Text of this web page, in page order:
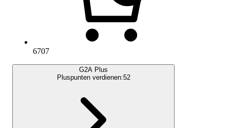
6707
G2A Plus
Pluspunten verdienen:52